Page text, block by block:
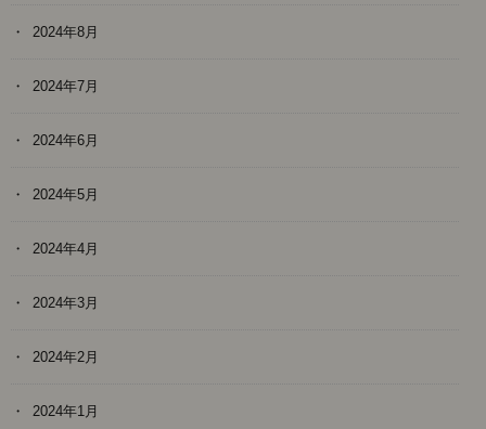
2024年8月
2024年7月
2024年6月
2024年5月
2024年4月
2024年3月
2024年2月
2024年1月